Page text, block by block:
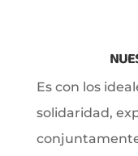
Es con los
solidaridad,